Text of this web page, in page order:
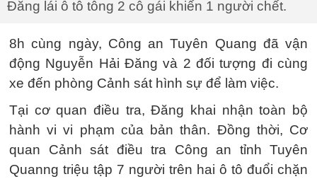
Đăng lái ô tô tông 2 cô gái khiến 1 người chết.
8h cùng ngày, Công an Tuyên Quang đã vận
động Nguyễn Hải Đăng và 2 đối tượng đi cùng
xe đến phòng Cảnh sát hình sự để làm việc.
Tại cơ quan điều tra, Đăng khai nhận toàn bộ
hành vi vi phạm của bản thân. Đồng thời, Cơ
quan Cảnh sát điều tra Công an tỉnh Tuyên
Quanng triệu tập 7 người trên hai ô tô đuổi chặn